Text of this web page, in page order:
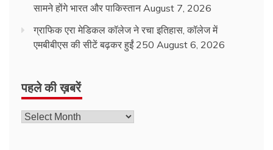
सामने होंगे भारत और पाकिस्तान August 7, 2026
ग्राफिक एरा मेडिकल कॉलेज ने रचा इतिहास, कॉलेज में
एमबीबीएस की सीटें बढ़कर हुईं 250 August 6, 2026
पहले की ख़बरें